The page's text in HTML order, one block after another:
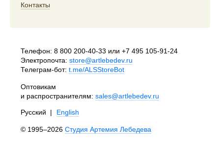
Контакты
Телефон: 8 800 200-40-33 или +7 495 105-91-24
Электропочта: store@artlebedev.ru
Телеграм-бот: t.me/ALSStoreBot
Оптовикам
и распространителям: sales@artlebedev.ru
Русский | English
© 1995–2026 Студия Артемия Лебедева